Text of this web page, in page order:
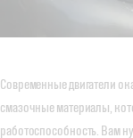
Современные двигатели
смазочные материалы,
работоспособность. Вам